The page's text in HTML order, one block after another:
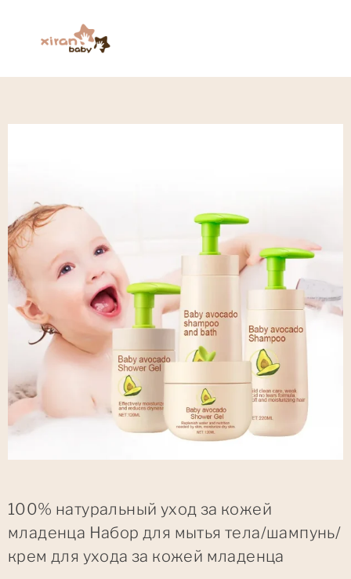
100% натуральный уход за кожей
младенца Набор для мытья тела/шампунь/
крем для ухода за кожей младенца